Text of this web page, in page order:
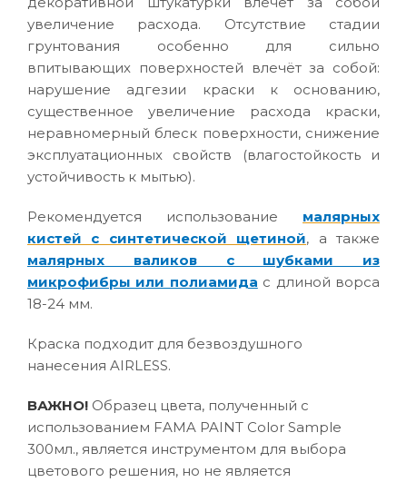
увеличение расхода. Отсутствие стадии
грунтования особенно для сильно
впитывающих поверхностей влечёт за собой:
нарушение адгезии краски к основанию,
существенное увеличение расхода краски,
неравномерный блеск поверхности, снижение
эксплуатационных свойств (влагостойкость и
устойчивость к мытью).
Рекомендуется использование малярных
кистей с синтетической щетиной, а также
малярных валиков с шубками из
микрофибры или полиамида с длиной ворса
18-24 мм.
Краска подходит для безвоздушного
нанесения AIRLESS.
ВАЖНО! Образец цвета, полученный с
использованием FAMA PAINT Color Sample
300мл., является инструментом для выбора
цветового решения, но не является